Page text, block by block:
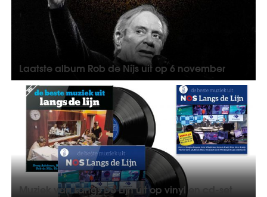
Laatste album Rob de Nijs uit op 6 november
Muziek van Langs De Lijn uit op vinyl en cd-set